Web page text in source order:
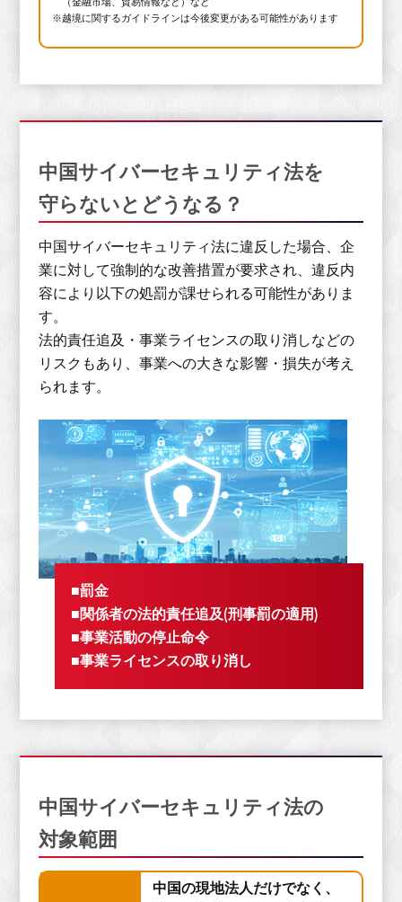
※越境に関するガイドラインは今後変更がある可能性があります
中国サイバーセキュリティ法を
守らないとどうなる？
中国サイバーセキュリティ法に違反した場合、企
業に対して強制的な改善措置が要求され、違反内
容により以下の処罰が課せられる可能性がありま
す。
法的責任追及・事業ライセンスの取り消しなどの
リスクもあり、事業への大きな影響・損失が考え
られます。
■罰金
■関係者の法的責任追及(刑事罰の適用)
■事業活動の停止命令
■事業ライセンスの取り消し
中国サイバーセキュリティ法の
対象範囲
中国の現地法人だけでなく、